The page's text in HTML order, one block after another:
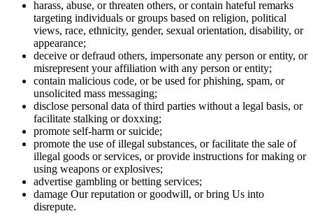
harass, abuse, or threaten others, or contain hateful remarks
targeting individuals or groups based on religion, political
views, race, ethnicity, gender, sexual orientation, disability, or
appearance;
deceive or defraud others, impersonate any person or entity, or
misrepresent your affiliation with any person or entity;
contain malicious code, or be used for phishing, spam, or
unsolicited mass messaging;
disclose personal data of third parties without a legal basis, or
facilitate stalking or doxxing;
promote self-harm or suicide;
promote the use of illegal substances, or facilitate the sale of
illegal goods or services, or provide instructions for making or
using weapons or explosives;
advertise gambling or betting services;
damage Our reputation or goodwill, or bring Us into
disrepute.